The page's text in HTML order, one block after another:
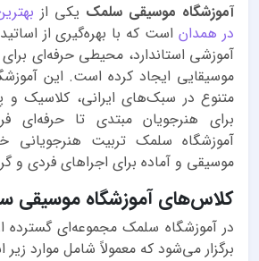
آموزشگاه موسیقی سلمک یکی از
در همداناست که با بهره‌گیری از
آموزشی استاندارد، محیطی حرفه‌ای
موسیقایی ایجاد کرده است. این
متنوع در سبک‌های ایرانی، کلاسیک
برای هنرجویان مبتدی تا حرفه‌ای
آموزشگاه سلمک تربیت هنرجویانی
موسیقی و آماده برای اجراهای فردی
کلاس‌های آموزشگاه موسیقی
در آموزشگاه سلمک مجموعه‌ای گسترده
برگزار می‌شود که معمولاً شامل موارد